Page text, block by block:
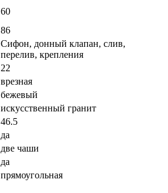
60
86
Сифон, донный клапан, слив,
перелив, крепления
22
врезная
бежевый
искусственный гранит
46.5
да
две чаши
да
прямоугольная